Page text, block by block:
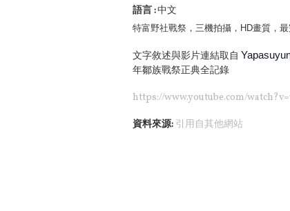
語言 中文
特富野社戰祭，三機拍攝，HD畫質，
文字敘述與影片連結取自
年鄒族戰祭正典全記錄
https://www.youtube.com/
資料來源: 引用自其他網站